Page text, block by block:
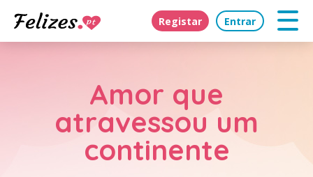
Registar Entrar
Amor que
atravessou um
continente